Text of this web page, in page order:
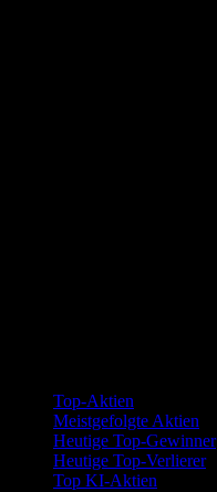
Top-Aktien
Meistgefolgte Aktien
Heutige Top-Gewinner
Heutige Top-Verlierer
Top KI-Aktien